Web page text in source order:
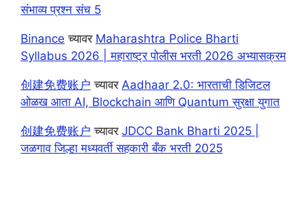
संभाव्य प्रश्न संच 5
Binance च्यावर Maharashtra Police Bharti
Syllabus 2026 | महाराष्ट्र पोलीस भरती 2026 अभ्यासक्रम
创建免费账户 च्यावर Aadhaar 2.0: भारताची डिजिटल
ओळख आता AI, Blockchain आणि Quantum सुरक्षा युगात
创建免费账户 च्यावर JDCC Bank Bharti 2025 |
जळगाव जिल्हा मध्यवर्ती सहकारी बँक भरती 2025